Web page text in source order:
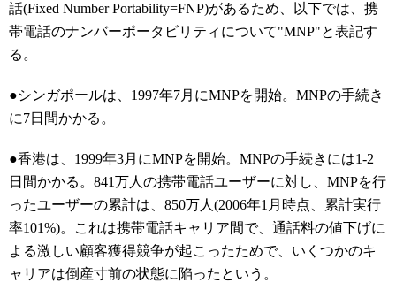
話(Fixed Number Portability=FNP)があるため、以下では、携
帯電話のナンバーポータビリティについて"MNP"と表記す
る。
●シンガポールは、1997年7月にMNPを開始。MNPの手続き
に7日間かかる。
●香港は、1999年3月にMNPを開始。MNPの手続きには1-2
日間かかる。841万人の携帯電話ユーザーに対し、MNPを行
ったユーザーの累計は、850万人(2006年1月時点、累計実行
率101%)。これは携帯電話キャリア間で、通話料の値下げに
よる激しい顧客獲得競争が起こったためで、いくつかのキ
ャリアは倒産寸前の状態に陥ったという。